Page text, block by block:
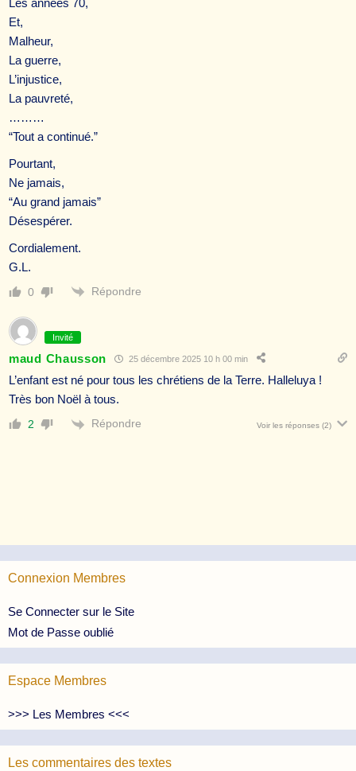
Les années 70,
Et,
Malheur,
La guerre,
L’injustice,
La pauvreté,
………
“Tout a continué.”
Pourtant,
Ne jamais,
“Au grand jamais”
Désespérer.
Cordialement.
G.L.
0 Répondre
Invité
maud Chausson 25 décembre 2025 10 h 00 min
L’enfant est né pour tous les chrétiens de la Terre. Halleluya !
Très bon Noël à tous.
2 Répondre Voir les réponses (2)
Connexion Membres
Se Connecter sur le Site
Mot de Passe oublié
Espace Membres
>>> Les Membres <<<
Les commentaires des textes